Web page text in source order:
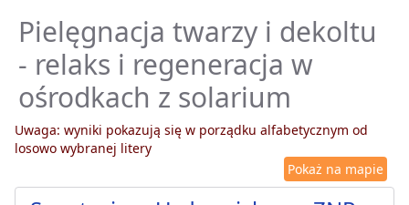
Pielęgnacja twarzy i dekoltu
- relaks i regeneracja w
ośrodkach z solarium
Uwaga: wyniki pokazują się w porządku alfabetycznym od
losowo wybranej litery
Pokaż na mapie